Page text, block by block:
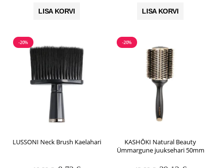
oli:
LISA KORVI
oli:
LISA KORVI
-20%
LUSSONI Neck Brush Kaelahari
-20%
KASHŌKI Natural Beauty
Ümmargune juuksehari 50mm